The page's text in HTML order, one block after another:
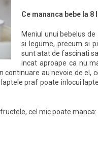
Ce mananca bebe la 8
Meniul unui bebelus
si legume, precum si
sunt atat de fascinati
incat aproape ca nu
au nevoie de el,
laptele praf poate inlocui
cel mic poate manca: